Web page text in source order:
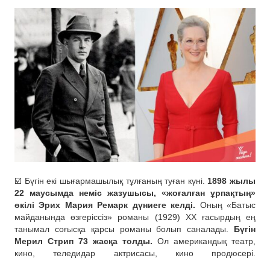
☑️ Бүгін екі шығармашылық тұлғаның туған күні. 1898 жылы
22 маусымда неміс жазушысы, «жоғалған ұрпақтың»
өкілі Эрих Мария Ремарк дүниеге келді. Оның «Батыс
майданында өзгеріссіз» романы (1929) ХХ ғасырдың ең
танымал соғысқа қарсы романы болып саналады. Бүгін
Мерил Стрип 73 жасқа толды. Ол американдық театр,
кино, теледидар актрисасы, кино продюсері.